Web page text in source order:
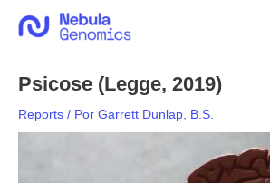
para
Psicose (Legge, 2019)
Reports / Por Garrett Dunlap, B.S.